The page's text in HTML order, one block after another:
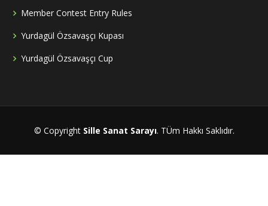
Member Contest Entry Rules
Yurdagül Özsavaşçı Kupası
Yurdagül Özsavaşçı Cup
© Copyright Sille Sanat Sarayı. TÜm Hakkı Saklıdır.